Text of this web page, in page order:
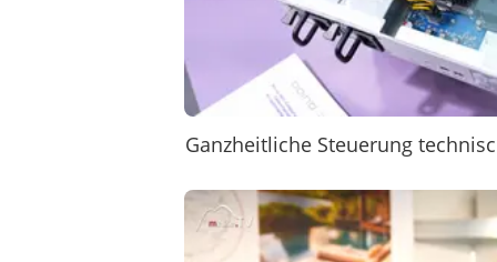
Ganzheitliche Steuerung